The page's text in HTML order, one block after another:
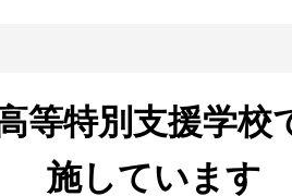
等特別支援学
施しています